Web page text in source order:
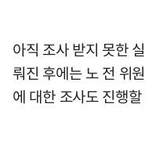
아직 조사 받지 못한
뤄진 후에는 노 전 위
에 대한 조사도 진행